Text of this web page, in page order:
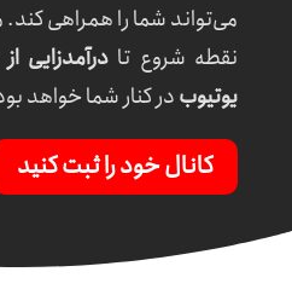
می‌تواند شما را همراهی
نقطه شروع تادرآمدزایی
یوتیوبدر کنار شما خواهد
کانال خود را ثبت کنید